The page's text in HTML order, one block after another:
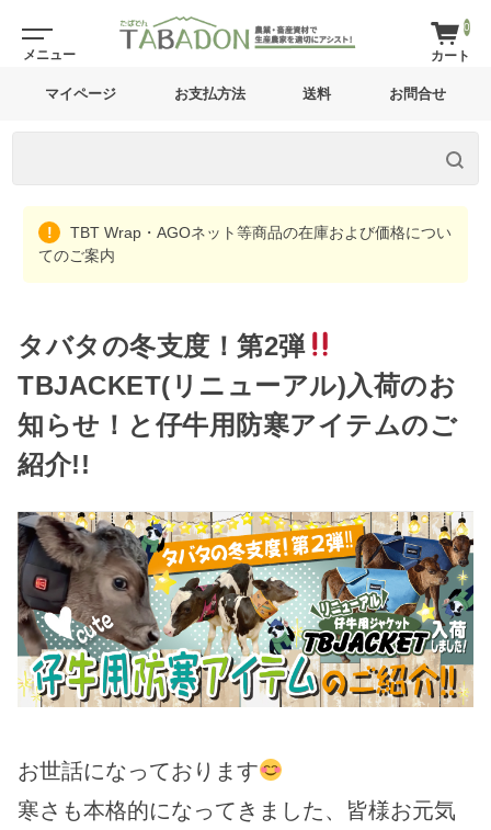
0
マイページ お支払方法 送料 お問合せ
TBT Wrap・AGOネット等商品の在庫および価格につい
てのご案内
タバタの冬支度！第2弾
TBJACKET(リニューアル)入荷のお
知らせ！と仔牛用防寒アイテムのご
紹介!!
お世話になっております
寒さも本格的になってきました、皆様お元気